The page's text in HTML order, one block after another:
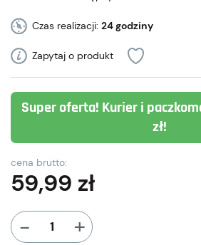
Czas realizacji: 24 godziny
Zapytaj o produkt
Super oferta! Kurier i
zł!
cena brutto:
59,99 zł
- +